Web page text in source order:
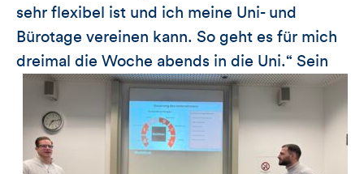
sehr flexibel ist und ich meine Uni- und
Bürotage vereinen kann. So geht es für mich
dreimal die Woche abends in die Uni.“ Sein